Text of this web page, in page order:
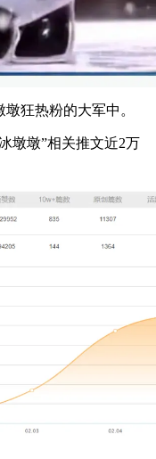
狂热粉的大军中。
墩墩”相关推文近2万